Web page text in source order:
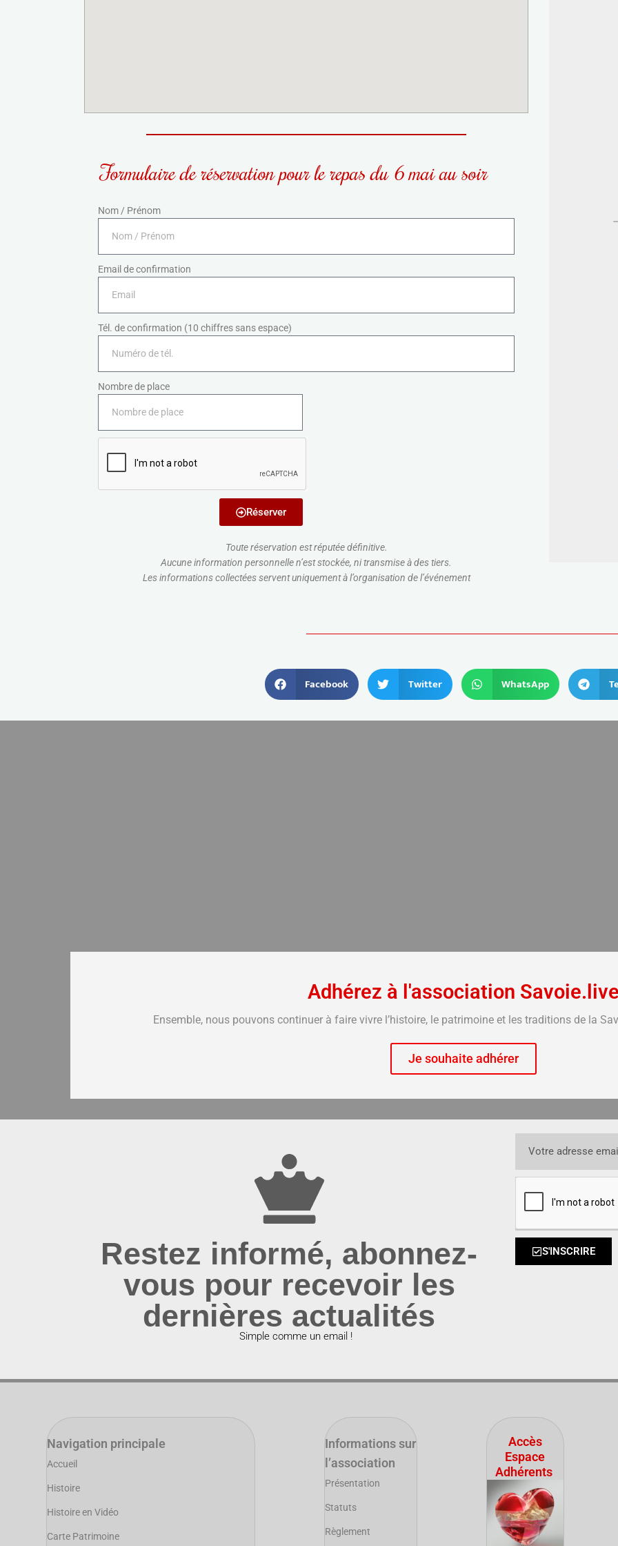
Formulaire de réservation pour le repas du 6 mai au soir
Nom / Prénom
Email de confirmation
Tél. de confirmation (10 chiffres sans espace)
Nombre de place
Réserver
Toute réservation est réputée définitive.
Aucune information personnelle n’est stockée, ni transmise à des tiers.
Les informations collectées servent uniquement à l’organisation de l’événement
Facebook Twitter WhatsApp
Adhérez à l'association Savoie.live
Ensemble, nous pouvons continuer à faire vivre l’histoire, le patrimoine et les traditions de la
Je souhaite adhérer
Restez informé, abonnez-
vous pour recevoir les
dernières actualités
Simple comme un email !
S'INSCRIRE
Navigation principale
Accueil
Histoire
Histoire en Vidéo
Carte Patrimoine
Informations sur
l’association
Présentation
Statuts
Règlement
Accès
Espace
Adhérents